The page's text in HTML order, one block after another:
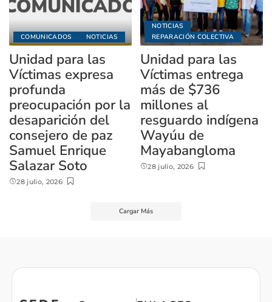
COMUNICADOS NOTICIAS
Unidad para las
Víctimas expresa
profunda
preocupación por la
desaparición del
consejero de paz
Samuel Enrique
Salazar Soto
28 julio, 2026
NOTICIAS
REPARACIÓN COLECTIVA
Unidad para las
Víctimas entrega
más de $736
millones al
resguardo indígena
Wayúu de
Mayabangloma
28 julio, 2026
Cargar Más